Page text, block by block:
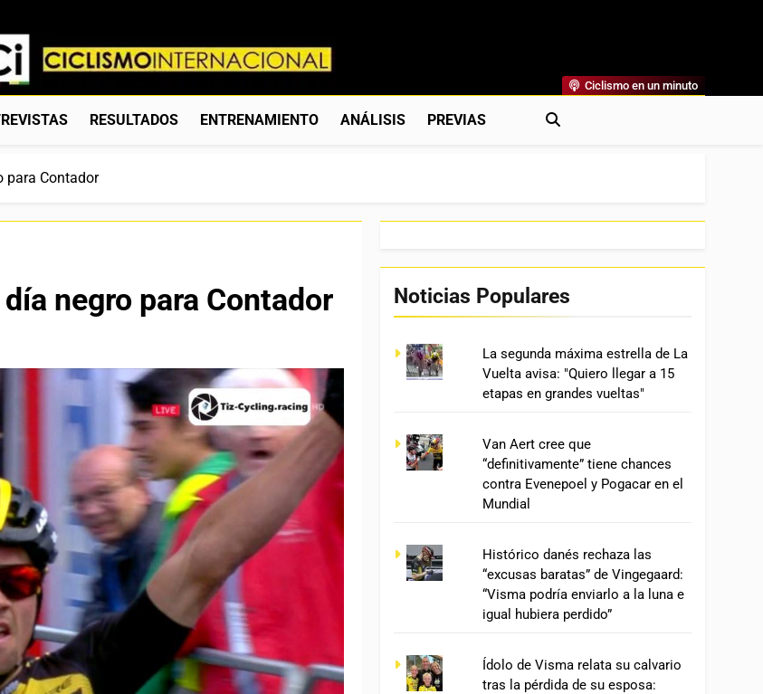
Internacional
Dedicada Al Ciclismo Mundial. Entrevistas, Análisis, Crónicas, Previas Y Más. La Web Ciclista De Referencia.
Ciclismo en un minuto
RESULTADOS ENTRENAMIENTO ANÁLISIS PREVIAS
para Contador
negro para Contador Noticias Populares
La segunda máxima estrella de La
Vuelta avisa: "Quiero llegar a 15
etapas en grandes vueltas"
Van Aert cree que
“definitivamente” tiene chances
contra Evenepoel y Pogacar en el
Mundial
Histórico danés rechaza las
“excusas baratas” de Vingegaard:
“Visma podría enviarlo a la luna e
igual hubiera perdido”
Ídolo de Visma relata su calvario
tras la pérdida de su esposa: